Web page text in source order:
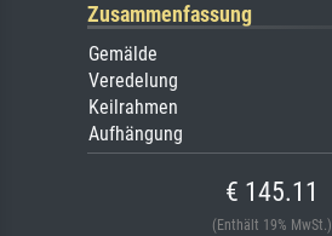
Zusammenfassung
Gemälde
Veredelung
Keilrahmen
Aufhängung
€ 145.11
(Enthält 19% MwSt.)